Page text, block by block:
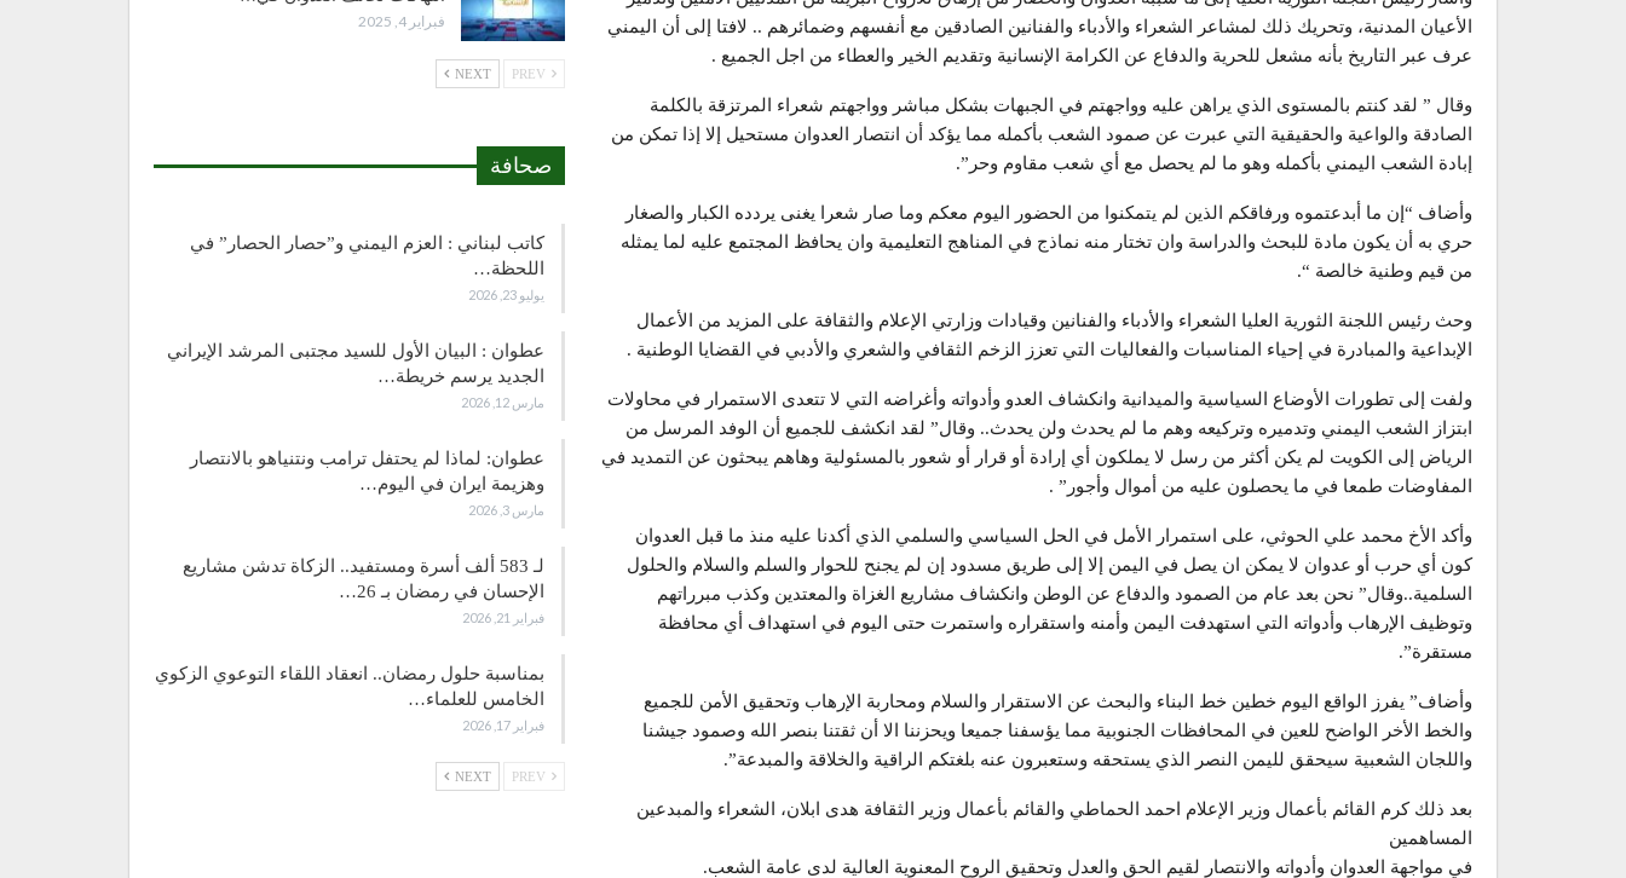
الأعيان المدنية، وتحريك ذلك لمشاعر الشعراء والأدباء والفنانين الصادقين مع أنفسهم وضمائرهم .. لافتا إلى أن اليمني
عرف عبر التاريخ بأنه مشعل للحرية والدفاع عن الكرامة الإنسانية وتقديم الخير والعطاء من اجل الجميع .
وقال ” لقد كنتم بالمستوى الذي يراهن عليه وواجهتم في الجبهات بشكل مباشر وواجهتم شعراء المرتزقة بالكلمة
الصادقة والواعية والحقيقية التي عبرت عن صمود الشعب بأكمله مما يؤكد أن انتصار العدوان مستحيل إلا إذا تمكن من
إبادة الشعب اليمني بأكمله وهو ما لم يحصل مع أي شعب مقاوم وحر”.
وأضاف “إن ما أبدعتموه ورفاقكم الذين لم يتمكنوا من الحضور اليوم معكم وما صار شعرا يغنى يردده الكبار والصغار
حري به أن يكون مادة للبحث والدراسة وان تختار منه نماذج في المناهج التعليمية وان يحافظ المجتمع عليه لما يمثله
من قيم وطنية خالصة “.
وحث رئيس اللجنة الثورية العليا الشعراء والأدباء والفنانين وقيادات وزارتي الإعلام والثقافة على المزيد من الأعمال
الإبداعية والمبادرة في إحياء المناسبات والفعاليات التي تعزز الزخم الثقافي والشعري والأدبي في القضايا الوطنية .
ولفت إلى تطورات الأوضاع السياسية والميدانية وانكشاف العدو وأدواته وأغراضه التي لا تتعدى الاستمرار في محاولات
ابتزاز الشعب اليمني وتدميره وتركيعه وهم ما لم يحدث ولن يحدث.. وقال” لقد انكشف للجميع أن الوفد المرسل من
الرياض إلى الكويت لم يكن أكثر من رسل لا يملكون أي إرادة أو قرار أو شعور بالمسئولية وهاهم يبحثون عن التمديد في
المفاوضات طمعا في ما يحصلون عليه من أموال وأجور” .
وأكد الأخ محمد علي الحوثي، على استمرار الأمل في الحل السياسي والسلمي الذي أكدنا عليه منذ ما قبل العدوان
كون أي حرب أو عدوان لا يمكن ان يصل في اليمن إلا إلى طريق مسدود إن لم يجنح للحوار والسلم والسلام والحلول
السلمية..وقال” نحن بعد عام من الصمود والدفاع عن الوطن وانكشاف مشاريع الغزاة والمعتدين وكذب مبرراتهم
وتوظيف الإرهاب وأدواته التي استهدفت اليمن وأمنه واستقراره واستمرت حتى اليوم في استهداف أي محافظة
مستقرة”.
وأضاف” يفرز الواقع اليوم خطين خط البناء والبحث عن الاستقرار والسلام ومحاربة الإرهاب وتحقيق الأمن للجميع
والخط الأخر الواضح للعين في المحافظات الجنوبية مما يؤسفنا جميعا ويحزننا الا أن ثقتنا بنصر الله وصمود جيشنا
واللجان الشعبية سيحقق لليمن النصر الذي يستحقه وستعبرون عنه بلغتكم الراقية والخلاقة والمبدعة”.
بعد ذلك كرم القائم بأعمال وزير الإعلام احمد الحماطي والقائم بأعمال وزير الثقافة هدى ابلان، الشعراء والمبدعين
المساهمين
في مواجهة العدوان وأدواته والانتصار لقيم الحق والعدل وتحقيق الروح المعنوية العالية لدى عامة الشعب.
فبراير 4, 2025
NEXT
صحافة
كاتب لبناني : العزم اليمني و”حصار الحصار” في
اللحظة…
يوليو 23, 2026
عطوان : البيان الأول للسيد مجتبى المرشد الإيراني
الجديد يرسم خريطة…
مارس 12, 2026
عطوان: لماذا لم يحتفل ترامب ونتنياهو بالانتصار
وهزيمة ايران في اليوم…
مارس 3, 2026
لـ 583 ألف أسرة ومستفيد.. الزكاة تدشن مشاريع
الإحسان في رمضان بـ 26…
فبراير 21, 2026
بمناسبة حلول رمضان.. انعقاد اللقاء التوعوي الزكوي
الخامس للعلماء…
فبراير 17, 2026
NEXT